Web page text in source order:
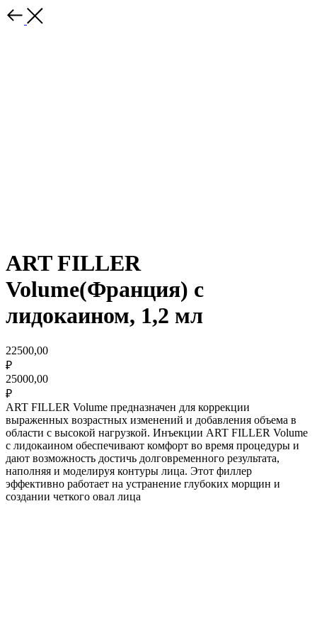
ART FILLER
Volume(Франция) с
лидокаином, 1,2 мл
22500,00
₽
25000,00
₽
ART FILLER Volume предназначен для коррекции
выраженных возрастных изменений и добавления объема в
области с высокой нагрузкой. Инъекции ART FILLER Volume
с лидокаином обеспечивают комфорт во время процедуры и
дают возможность достичь долговременного результата,
наполняя и моделируя контуры лица. Этот филлер
эффективно работает на устранение глубоких морщин и
создании четкого овал лица